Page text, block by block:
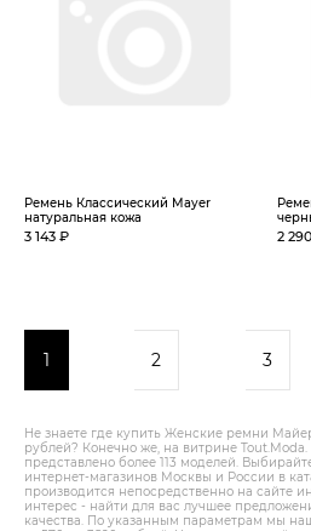
Ремень Классический Mayer
натуральная кожа
3 143 ₽ 2
1 2 3
Не знаете где купить Женские ремни
рублей? Конечно же, на витрине
представлено более 113 моделей.
интернет-магазинов Москвы и России в
производится непосредственно на сайте
интерес - найти для вас лучшее
качества. По указанным параметрам мы